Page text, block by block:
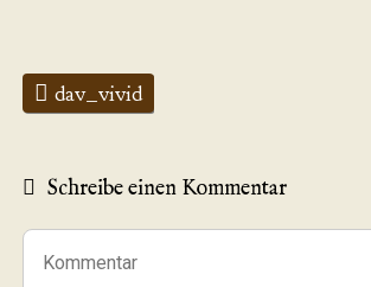
dav_vivid
Schreibe einen Kommentar